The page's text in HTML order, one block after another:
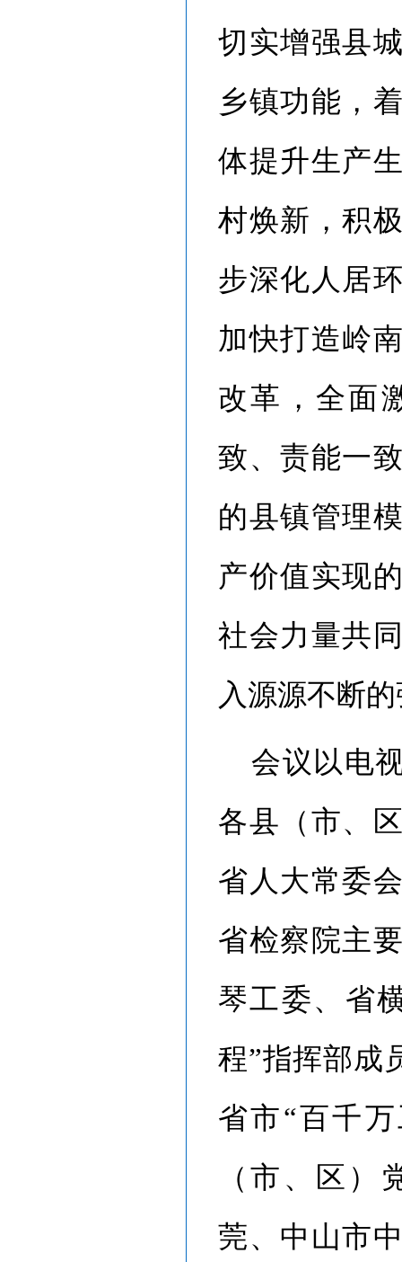
切实增强县
乡镇功能，
体提升生产
村焕新，积
步深化人居
加快打造岭
改革，全面
致、责能一
的县镇管理
产价值实现
社会力量共
入源源不断
会议以电
各县（市、
省人大常委
省检察院主
琴工委、省
程”指挥部成
省市“百千
（市、区
莞、中山市